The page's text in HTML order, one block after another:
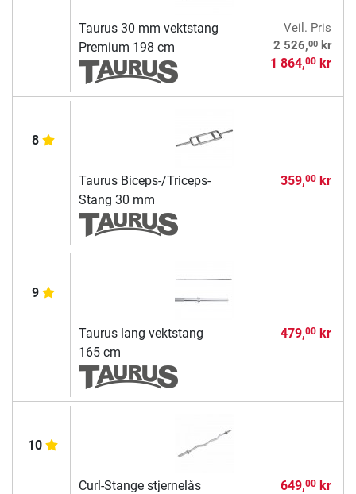
Taurus 30 mm vektstang
Premium 198 cm
Veil. Pris
2 526,00kr
1 864,00kr
8
Taurus Biceps-/Triceps-
Stang 30 mm
359,00kr
9
Taurus lang vektstang
165 cm
479,00kr
10
Curl-Stange stjernelås 649,00kr